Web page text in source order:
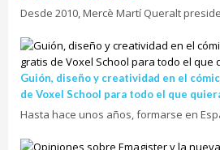
Desde 2010, Mercè Martí Queralt
Guión, diseño y creatividad en el
de Voxel School para todo el que
Hasta hace unos años, formarse en